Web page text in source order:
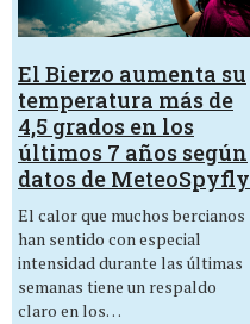
El Bierzo aumenta su
temperatura más de
4,5 grados en los
últimos 7 años según
datos de MeteoSpyfly
El calor que muchos bercianos
han sentido con especial
intensidad durante las últimas
semanas tiene un respaldo
claro en los…